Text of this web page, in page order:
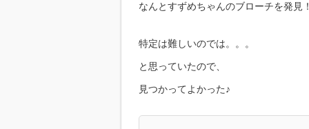
なんとすずめちゃんのブローチを発見
特定は難しいのでは。。。
と思っていたので、
見つかってよかった♪